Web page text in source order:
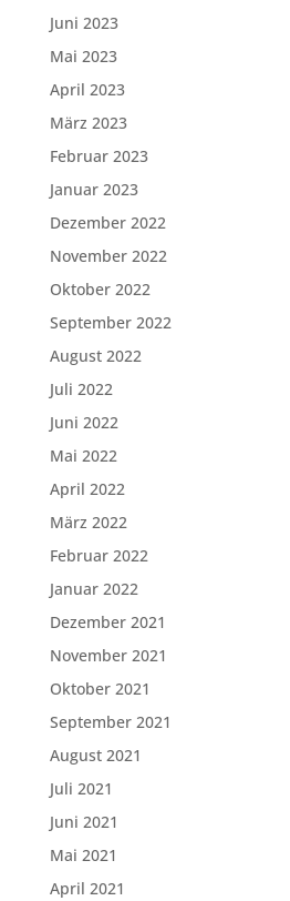
Juni 2023
Mai 2023
April 2023
März 2023
Februar 2023
Januar 2023
Dezember 2022
November 2022
Oktober 2022
September 2022
August 2022
Juli 2022
Juni 2022
Mai 2022
April 2022
März 2022
Februar 2022
Januar 2022
Dezember 2021
November 2021
Oktober 2021
September 2021
August 2021
Juli 2021
Juni 2021
Mai 2021
April 2021